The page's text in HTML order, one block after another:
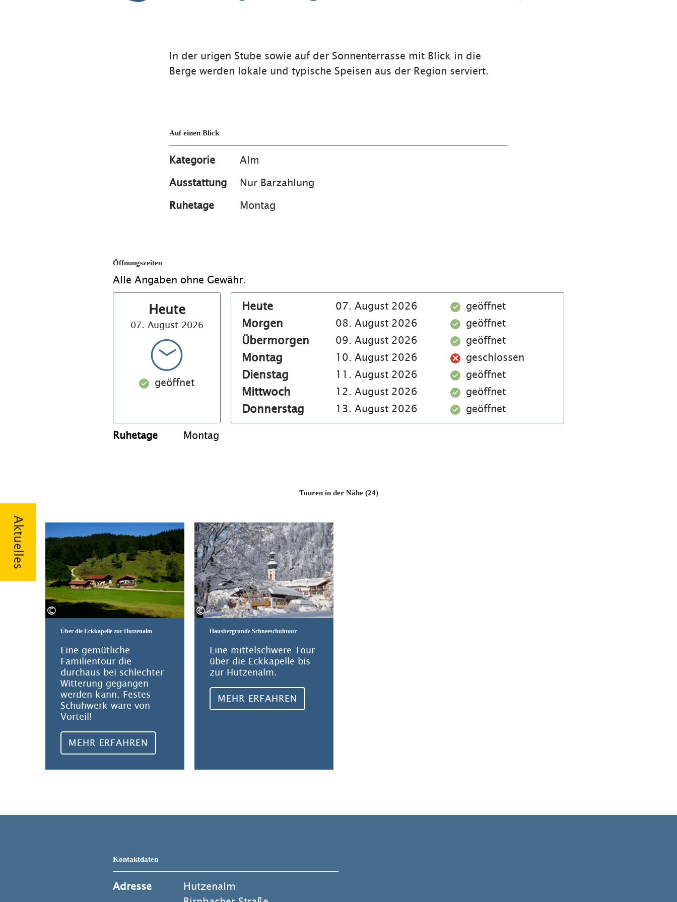
Aktuelles
In der urigen Stube sowie auf der Sonnenterrasse mit Blick in die
Berge werden lokale und typische Speisen aus der Region serviert.
Auf einen Blick
Kategorie
Alm
Ausstattung
Nur Barzahlung
Ruhetage
Montag
Öffnungszeiten
Alle Angaben ohne Gewähr.
Heute
07. August 2026
geöffnet
Heute 07. August 2026 geöffnet
Morgen 08. August 2026 geöffnet
Übermorgen 09. August 2026 geöffnet
Montag 10. August 2026 geschlossen
Dienstag 11. August 2026 geöffnet
Mittwoch 12. August 2026 geöffnet
Donnerstag 13. August 2026 geöffnet
Ruhetage Montag
Touren in der Nähe (24)
©
Über die Eckkapelle zur Hutzenalm
Eine gemütliche
Familientour die
durchaus bei schlechter
Witterung gegangen
werden kann. Festes
Schuhwerk wäre von
Vorteil!
Mehr erfahren
MEHR ERFAHREN
©
Hausbergrunde Schneeschuhtour
Eine mittelschwere Tour
über die Eckkapelle bis
zur Hutzenalm.
MEHR ERFAHREN
Kontaktdaten
Adresse
Hutzenalm